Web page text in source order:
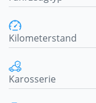
Kilometerstand
Karosserie